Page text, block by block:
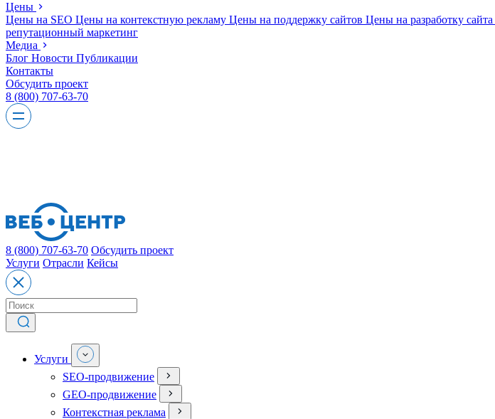
Цены
Цены на SEO Цены на контекстную рекламу Цены на поддержку сайтов Цены на разработку сайта
репутационный маркетинг
Медиа
Блог Новости Публикации
Контакты
Обсудить проект
8 (800) 707-63-70
8 (800) 707-63-70 Обсудить проект
Услуги Отрасли Кейсы
Услуги
SEO-продвижение
GEO-продвижение
Контекстная реклама